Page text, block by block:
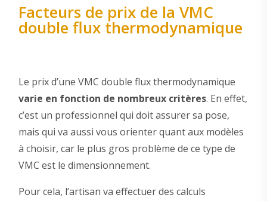
Facteurs de prix de la VMC
double flux thermodynamique
Le prix d’une VMC double flux thermodynamique
varie en fonction de nombreux critères. En effet,
c’est un professionnel qui doit assurer sa pose,
mais qui va aussi vous orienter quant aux modèles
à choisir, car le plus gros problème de ce type de
VMC est le dimensionnement.
Pour cela, l’artisan va effectuer des calculs